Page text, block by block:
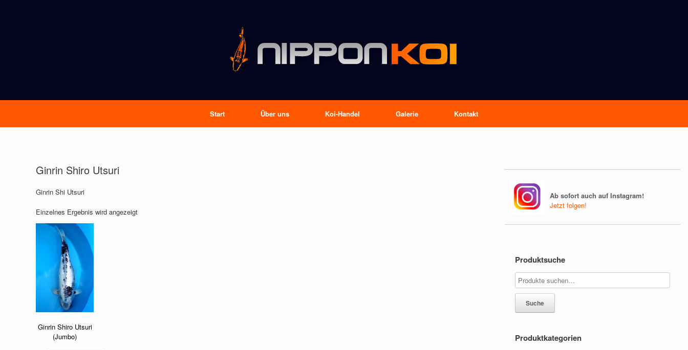
Start Über uns Koi-Handel Galerie Kontakt
Ginrin Shiro Utsuri
Ginrin Shi Utsuri
Einzelnes Ergebnis wird angezeigt
Ginrin Shiro Utsuri
(Jumbo)
Ab sofort auch auf Instagram!
Jetzt folgen!
Produktsuche
Suche
Produktkategorien